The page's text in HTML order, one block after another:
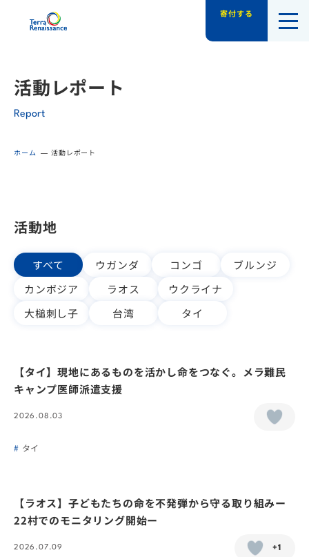
認定NPO法人テラ・ルネッサンス（平和
寄付する
活動レポート
Report
ホーム 活動レポート
活動地
すべて ウガンダ コンゴ
ブルンジ
カンボジア
ラオス
ウクライナ
大槌刺し子
台湾 タイ
【タイ】現地にあるものを活かし命をつなぐ。メラ難民
キャンプ医師派遣支援
2026.08.03
タイ
【ラオス】子どもたちの命を不発弾から守る取り組みー
22村でのモニタリング開始ー
2026.07.09 +1